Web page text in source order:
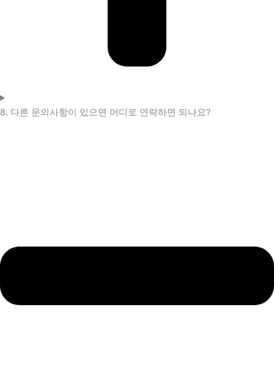
8. 다른 문의사항이 있으면 어디로 연락하면 되나요?